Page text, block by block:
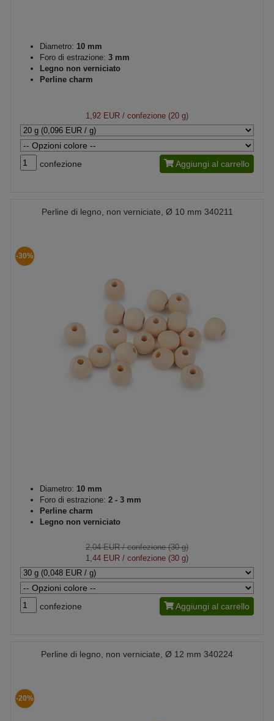
Diametro: 10 mm
Foro di estrazione: 3 mm
Legno non verniciato
Perline charm
1,92 EUR / confezione (20 g)
confezione Aggiungi al carrello
Perline di legno, non verniciate, Ø 10 mm 340211
-30%
Diametro: 10 mm
Foro di estrazione: 2 - 3 mm
Perline charm
Legno non verniciato
2,04 EUR/ confezione (30 g)
1,44 EUR / confezione (30 g)
confezione Aggiungi al carrello
Perline di legno, non verniciate, Ø 12 mm 340224
-20%